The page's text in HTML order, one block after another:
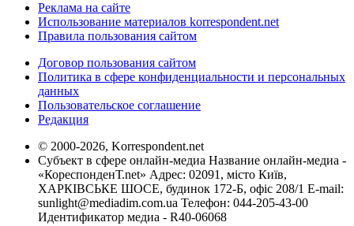
Реклама на сайте
Использование материалов korrespondent.net
Правила пользования сайтом
Договор пользования сайтом
Политика в сфере конфиденциальности и персональных
данных
Пользовательское соглашение
Редакция
© 2000-2026, Korrespondent.net
Субъект в сфере онлайн-медиа Название онлайн-медиа -
«КореспонденТ.net» Адрес: 02091, місто Київ,
ХАРКІВСЬКЕ ШОСЕ, будинок 172-Б, офіс 208/1 E-mail:
sunlight@mediadim.com.ua Телефон: 044-205-43-00
Идентификатор медиа - R40-06068